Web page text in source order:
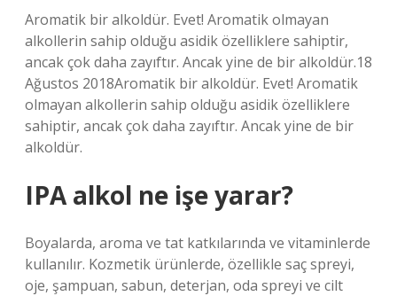
Aromatik bir alkoldür. Evet! Aromatik olmayan
alkollerin sahip olduğu asidik özelliklere sahiptir,
ancak çok daha zayıftır. Ancak yine de bir alkoldür.18
Ağustos 2018Aromatik bir alkoldür. Evet! Aromatik
olmayan alkollerin sahip olduğu asidik özelliklere
sahiptir, ancak çok daha zayıftır. Ancak yine de bir
alkoldür.
IPA alkol ne işe yarar?
Boyalarda, aroma ve tat katkılarında ve vitaminlerde
kullanılır. Kozmetik ürünlerde, özellikle saç spreyi,
oje, şampuan, sabun, deterjan, oda spreyi ve cilt